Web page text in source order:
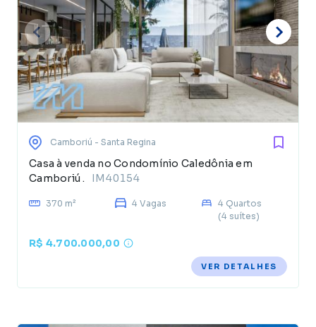
Camboriú - Santa Regina
Casa à venda no Condomínio Caledônia em
Camboriú .
IM40154
370 m² 4 Vagas
4 Quartos
(4 suítes)
R$ 4.700.000,00
VER DETALHES